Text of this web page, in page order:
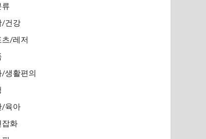
류
/건강
츠/레저
/생활편의
/육아
잡화